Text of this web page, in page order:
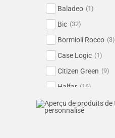
Baladeo (1)
Bic (32)
Bormioli Rocco (3)
Case Logic (1)
Citizen Green (9)
Halfar (16)
Kariban (2)